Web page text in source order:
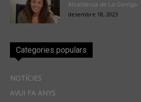
Alcaldessa de La Garriga
desembre 18, 2023
Categories populars
NOTÍCIES
AVUI FA ANYS